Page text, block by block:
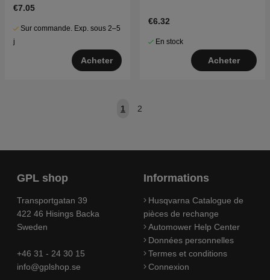
€7.05
Sur commande. Exp. sous 2–5
j
Acheter
€6.32
En stock
Acheter
1 2
GPL shop
Transportgatan 39
422 46 Hisings Backa
Sweden
+46 31 - 24 30 15
info@gplshop.se
Informations
Husqvarna Catalogue de
pièces de rechange
Automower Help Center
Données personnelles
Termes et conditions
Connexion